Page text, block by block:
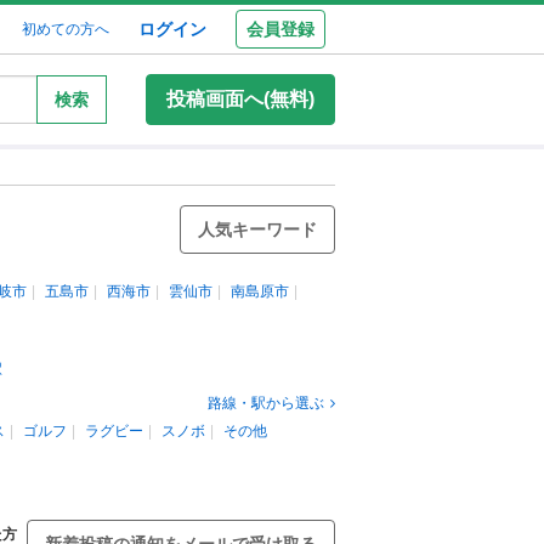
初めての方へ ログイン 会員登録
検索 投稿画面へ(無料)
人気キーワード
市 五島市 西海市 雲仙市 南島原市
路線・駅から選ぶ
ゴルフ ラグビー スノボ その他